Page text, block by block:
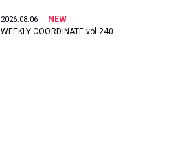
2026.08.06
NEW
WEEKLY COORDINATE vol.240